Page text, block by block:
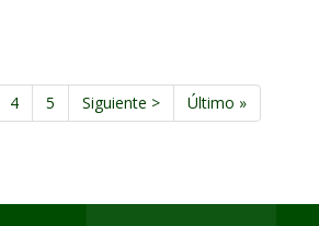
Page
4 Page
5
Siguiente
página
Siguiente >
Última
página
Último »